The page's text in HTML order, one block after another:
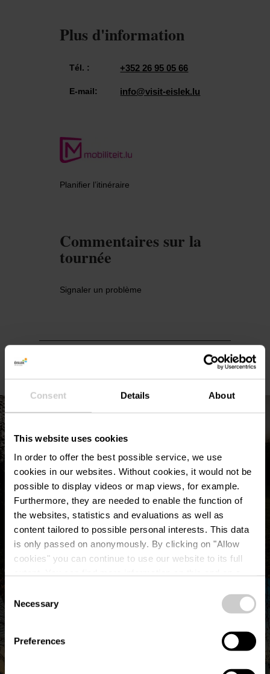
Consent Details About
This website uses cookies
In order to offer the best possible service, we use
cookies in our websites. Without cookies, it would not be
possible to display videos or map views, for example.
Furthermore, they are needed to enable the function of
the websites, statistics and evaluations as well as
content tailored to possible personal interests. This data
is only passed on anonymously. By clicking on "Allow
cookies" you can continue to use our website to its full
time.
Selection
Necessary
Preferences
Plus d'information
Tél. : +352 26 95 05 66
E-mail: info@visit-eislek.lu
Planifier l’itinéraire
Commentaires sur la
tournée
Signaler un problème
©